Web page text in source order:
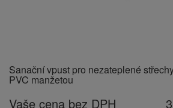
Sanační vpust pro nezateplené
PVC manžetou
Vaše cena bez DPH